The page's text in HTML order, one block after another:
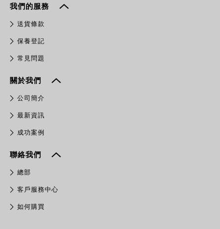
我們的服務
送貨條款
保養登記
常見問題
關於我們
公司簡介
最新資訊
成功案例
聯絡我們
總部
客戶服務中心
如何購買